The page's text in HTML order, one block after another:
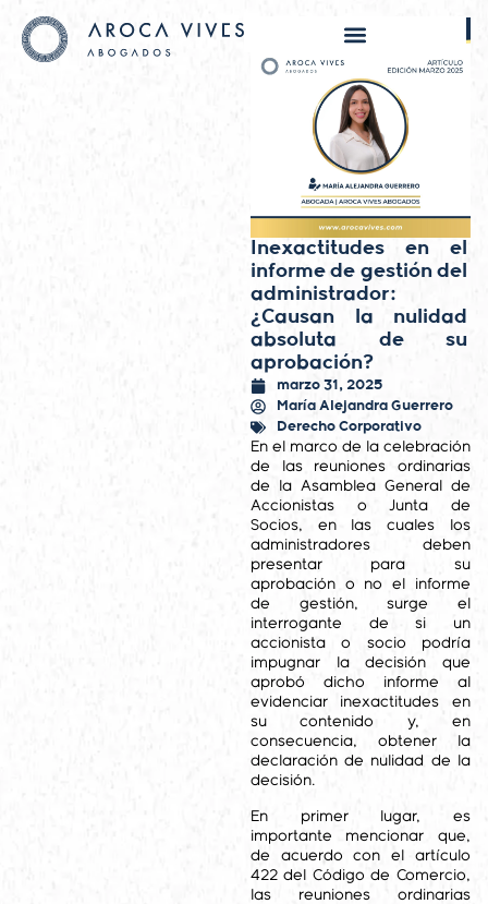
Inexactitudes en el
informe de gestión del
administrador:
¿Causan la nulidad
absoluta de su
aprobación?
marzo 31, 2025
María Alejandra Guerrero
Derecho Corporativo
En el marco de la celebración
de las reuniones ordinarias
de la Asamblea General de
Accionistas o Junta de
Socios, en las cuales los
administradores deben
presentar para su
aprobación o no el informe
de gestión, surge el
interrogante de si un
accionista o socio podría
impugnar la decisión que
aprobó dicho informe al
evidenciar inexactitudes en
su contenido y, en
consecuencia, obtener la
declaración de nulidad de la
decisión.
En primer lugar, es
importante mencionar que,
de acuerdo con el artículo
422 del Código de Comercio,
las reuniones ordinarias